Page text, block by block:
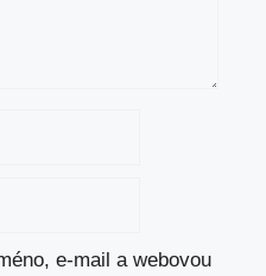
e-mail a webovou